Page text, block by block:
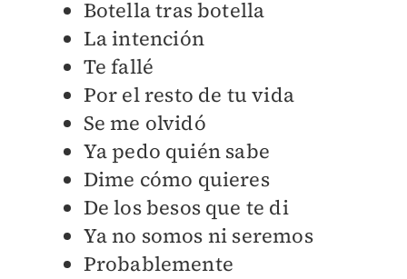
Botella tras botella
La intención
Te fallé
Por el resto de tu vida
Se me olvidó
Ya pedo quién sabe
Dime cómo quieres
De los besos que te di
Ya no somos ni seremos
Probablemente